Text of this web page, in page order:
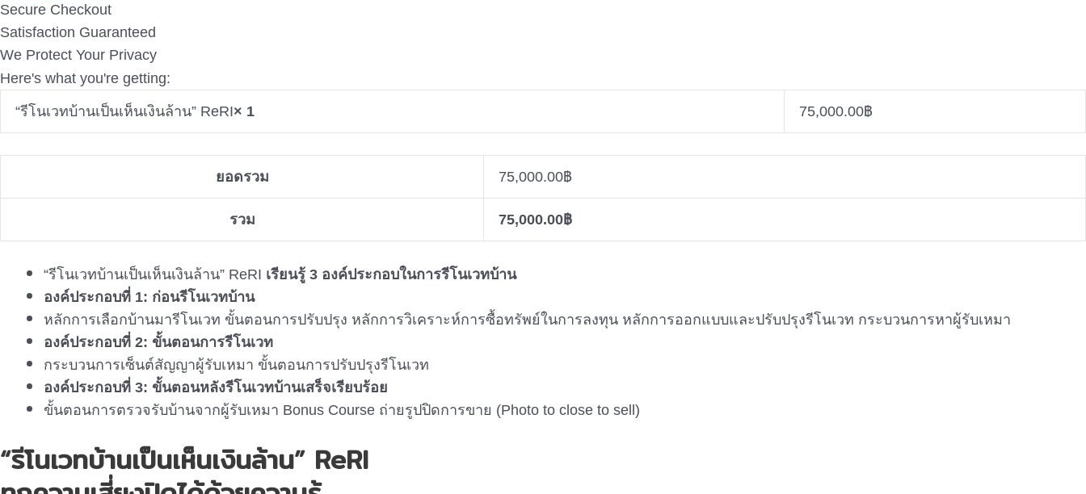
Secure Checkout
Satisfaction Guaranteed
We Protect Your Privacy
Here's what you're getting:
“รีโนเวทบ้านเป็นเห็นเงินล้าน” ReRI× 1 75,000.00฿
ยอดรวม 75,000.00฿
รวม 75,000.00฿
“รีโนเวทบ้านเป็นเห็นเงินล้าน” ReRI เรียนรู้ 3 องค์ประกอบในการรีโนเวทบ้าน
องค์ประกอบที่ 1: ก่อนรีโนเวทบ้าน
หลักการเลือกบ้านมารีโนเวท ขั้นตอนการปรับปรุง หลักการวิเคราะห์การซื้อทรัพย์ในการลงทุน หลักการออกแบบและปรับปรุงรีโนเวท กระบวนการหาผู้รับเหมา
องค์ประกอบที่ 2: ขั้นตอนการรีโนเวท
กระบวนการเซ็นต์สัญญาผู้รับเหมา ขั้นตอนการปรับปรุงรีโนเวท
องค์ประกอบที่ 3: ขั้นตอนหลังรีโนเวทบ้านเสร็จเรียบร้อย
ขั้นตอนการตรวจรับบ้านจากผู้รับเหมา Bonus Course ถ่ายรูปปิดการขาย (Photo to close to sell)
“รีโนเวทบ้านเป็นเห็นเงินล้าน” ReRI